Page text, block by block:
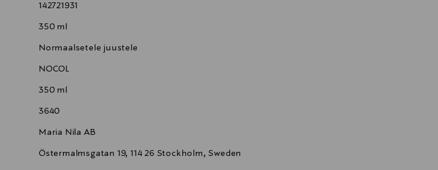
142721931
350 ml
Normaalsetele juustele
NOCOL
350 ml
3640
Maria Nila AB
Östermalmsgatan 19, 114 26 Stockholm, Sweden